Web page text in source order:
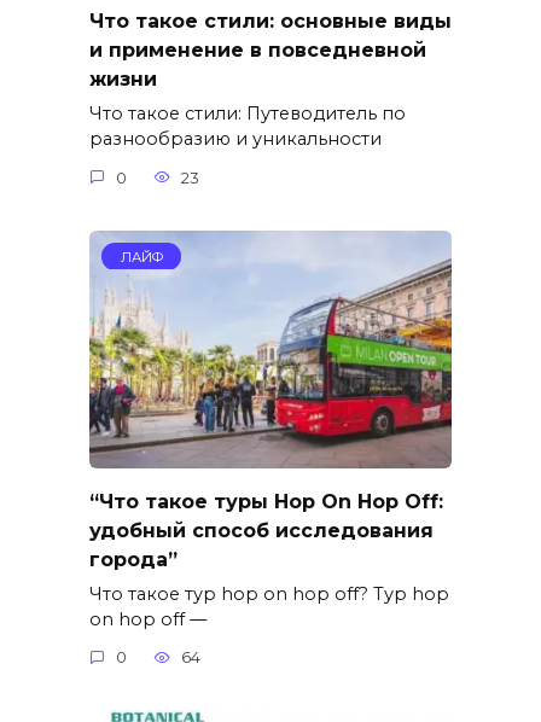
Что такое стили: основные виды
и применение в повседневной
жизни
Что такое стили: Путеводитель по
разнообразию и уникальности
0 23
ЛАЙФ
“Что такое туры Hop On Hop Off:
удобный способ исследования
города”
Что такое тур hop on hop off? Тур hop
on hop off —
0 64